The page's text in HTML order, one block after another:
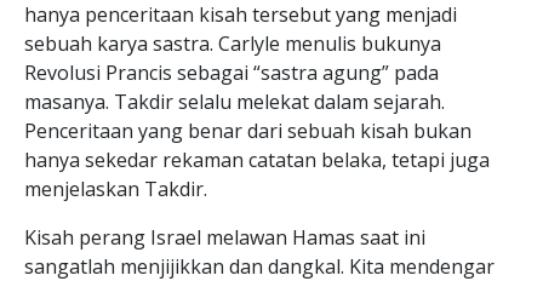
hanya penceritaan kisah tersebut yang menjadi
sebuah karya sastra. Carlyle menulis bukunya
Revolusi Prancis sebagai “sastra agung” pada
masanya. Takdir selalu melekat dalam sejarah.
Penceritaan yang benar dari sebuah kisah bukan
hanya sekedar rekaman catatan belaka, tetapi juga
menjelaskan Takdir.
Kisah perang Israel melawan Hamas saat ini
sangatlah menjijikkan dan dangkal. Kita mendengar